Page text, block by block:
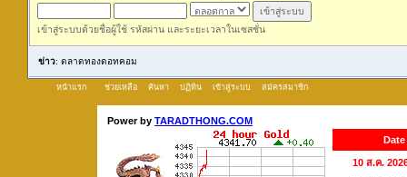
เข้าสู่ระบบด้วยชื่อผู้ใช้ รหัสผ่าน และระยะเวลาในเซสชั่น
ข่าว: ตลาดทองดอทคอม
หน้าแรก ช่วยเหลือ ค้นหา ปฏิทิน เข้าสู่ระบบ สมัครสมาชิก